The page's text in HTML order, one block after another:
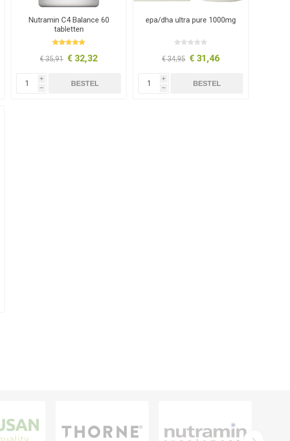
Nutramin C4 Balance 60
tabletten
€ 35,91 € 32,32
i
h
BESTEL
epa/dha ultra pure 1000mg
€ 34,95 € 31,46
i
h
BESTEL